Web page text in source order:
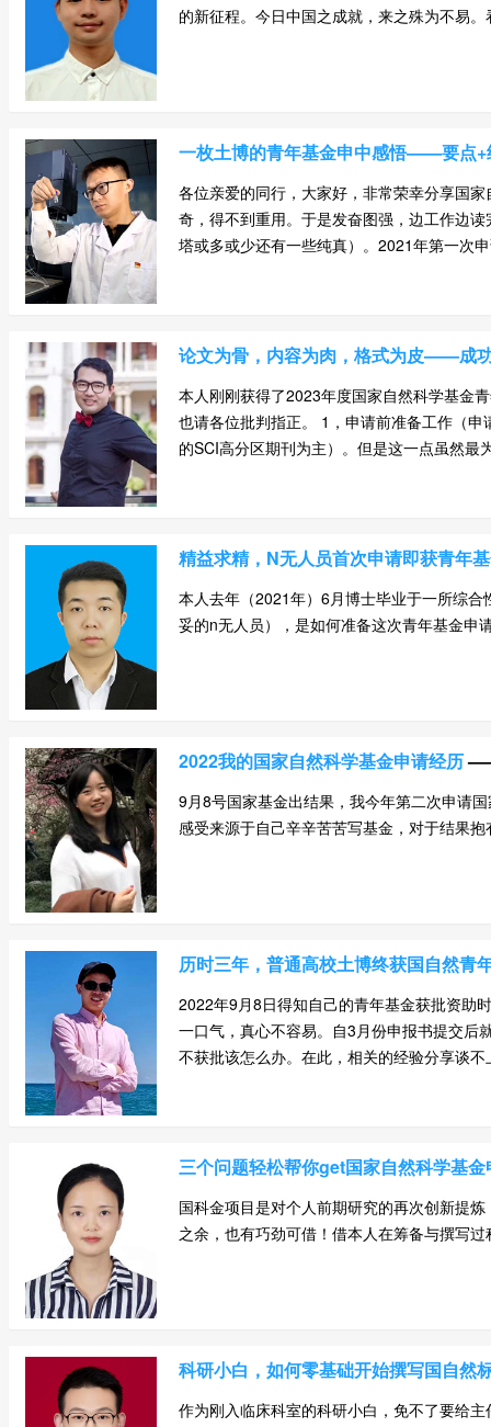
的新征程。今日中国之成就，来之殊为不易
一枚土博的青年基金申中感悟——要点+
各位亲爱的同行，大家好，非常荣幸分享国
奇，得不到重用。于是发奋图强，边工作边
塔或多或少还有一些纯真）。2021年第一次
论文为骨，内容为肉，格式为皮——成
本人刚刚获得了2023年度国家自然科学基金
也请各位批判指正。 1，申请前准备工作（
的SCI高分区期刊为主）。但是这一点虽然最
精益求精，N无人员首次申请即获青年
本人去年（2021年）6月博士毕业于一所综
妥的n无人员），是如何准备这次青年基金申
2022我的国家自然科学基金申请经历
9月8号国家基金出结果，我今年第二次申请
感受来源于自己辛辛苦苦写基金，对于结果
历时三年，普通高校土博终获国自然青
2022年9月8日得知自己的青年基金获批资助
一口气，真心不容易。自3月份申报书提交后
不获批该怎么办。在此，相关的经验分享谈
三个问题轻松帮你get国家自然科学基
国科金项目是对个人前期研究的再次创新提
之余，也有巧劲可借！借本人在筹备与撰写
科研小白，如何零基础开始撰写国自然
作为刚入临床科室的科研小白，免不了要给